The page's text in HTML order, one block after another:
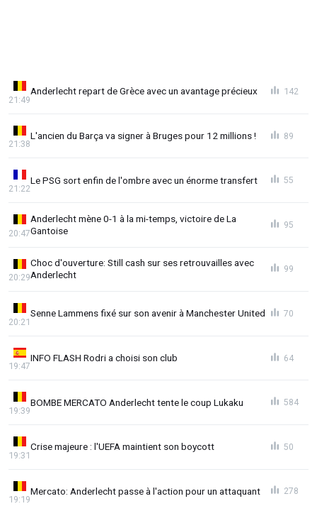
Anderlecht repart de Grèce avec un avantage précieux
21:49
142
L'ancien du Barça va signer à Bruges pour 12 millions !
21:38
89
Le PSG sort enfin de l'ombre avec un énorme transfert
21:22
55
Anderlecht mène 0-1 à la mi-temps, victoire de La
Gantoise
20:47
95
Choc d'ouverture: Still cash sur ses retrouvailles avec
Anderlecht
20:29
99
Senne Lammens fixé sur son avenir à Manchester United
20:21
70
INFO FLASH Rodri a choisi son club
19:47
64
BOMBE MERCATO Anderlecht tente le coup Lukaku
19:39
584
Crise majeure : l'UEFA maintient son boycott
19:31
50
Mercato: Anderlecht passe à l'action pour un attaquant
19:19
278